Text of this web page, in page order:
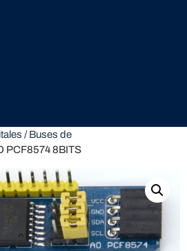
/Buses de
PCF8574 8BITS